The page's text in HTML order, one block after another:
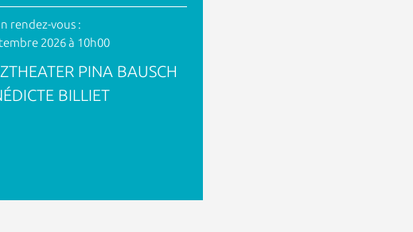
rendez-vous :
2026 à 10h00
PINA BAUSCH
BILLIET